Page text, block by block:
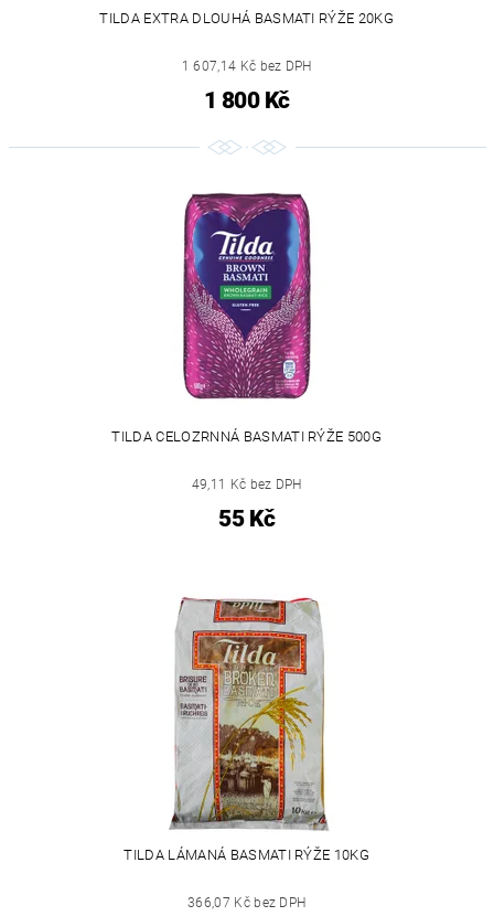
TILDA EXTRA DLOUHÁ BASMATI RÝŽE 20KG
1 607,14 Kč bez DPH
1 800 Kč
TILDA CELOZRNNÁ BASMATI RÝŽE 500G
49,11 Kč bez DPH
55 Kč
TILDA LÁMANÁ BASMATI RÝŽE 10KG
366,07 Kč bez DPH